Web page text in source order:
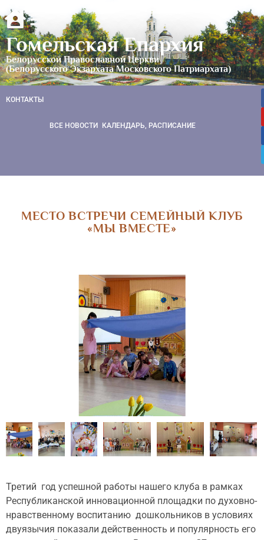
Гомельская Епархия
Белорусской Православной Церкви
(Белорусского Экзархата Московского Патриархата)
КОНТАКТЫ
ВСЕ НОВОСТИ КАЛЕНДАРЬ, РАСПИСАНИЕ
МЕСТО ВСТРЕЧИ СЕМЕЙНЫЙ КЛУБ
«МЫ ВМЕСТЕ»
Третий год успешной работы нашего клуба в рамках
Республиканской инновационной площадки по духовно-
нравственному воспитанию дошкольников в условиях
двуязычия показали действенность и популярность его